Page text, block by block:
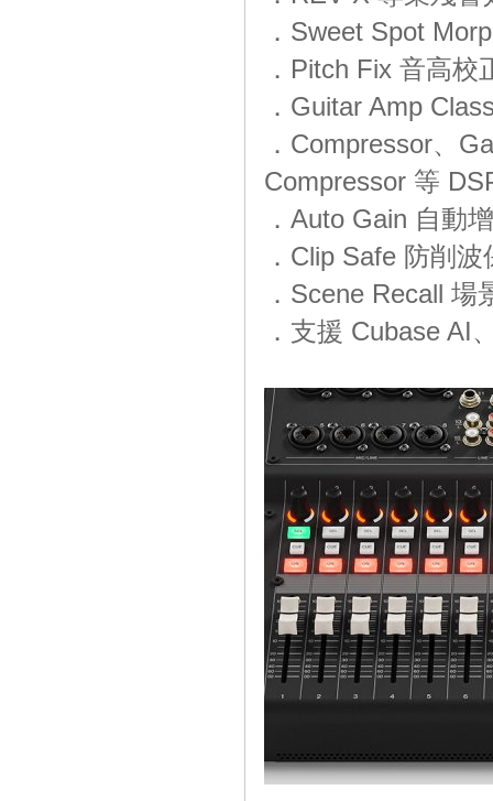
．Sweet Spot
．Pitch Fix 音高校
．Guitar Amp
．Compressor、
Compressor 等
．Auto Gain 自動
．Clip Safe 防削波
．Scene Recall 場
．支援 Cubase AI